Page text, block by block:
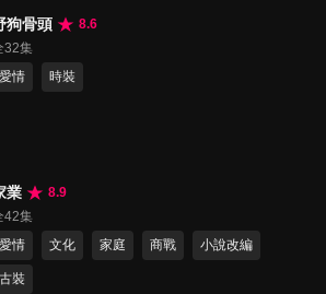
狗骨頭
8.6
32集
愛情
時裝
業
8.9
42集
愛情
文化 家庭 商戰 小說改編
古裝